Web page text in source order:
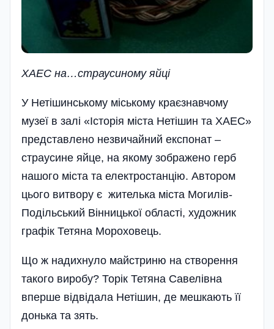
ХАЕС на…страусиному яйці
У Нетішинському міському краєзнавчому
музеї в залі «Історія міста Нетішин та ХАЕС»
представлено незвичайний експонат –
страусине яйце, на якому зображено герб
нашого міста та електростанцію. Автором
цього витвору є жителька міста Могилів-
Подільський Вінни­цької області, художник
графік Тетяна Мороховець.
Що ж надихнуло майстриню на створення
такого виробу? Торік Тетяна Савелівна
вперше відвідала Нетішин, де мешкають її
донька та зять.